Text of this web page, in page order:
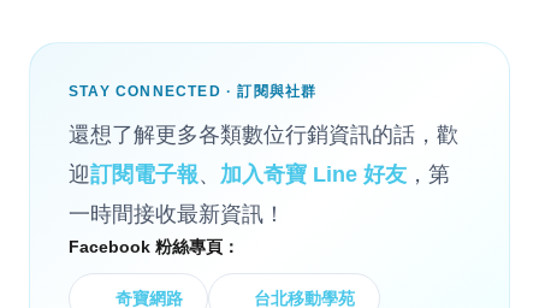
STAY CONNECTED · 訂閱與社群
還想了解更多各類數位行銷資訊的話，歡
迎訂閱電子報、 加入奇寶 Line 好友 ，第
一時間接收最新資訊！
Facebook 粉絲專頁：
奇寶網路 台北移動學苑